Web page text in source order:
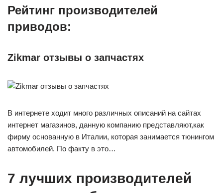
Рейтинг производителей
приводов:
Zikmar отзывы о запчастях
В интернете ходит много различных описаний на сайтах
интернет магазинов, данную компанию представляют,как
фирму основанную в Италии, которая занимается тюнингом
автомобилей. По факту в это…
7 лучших производителей